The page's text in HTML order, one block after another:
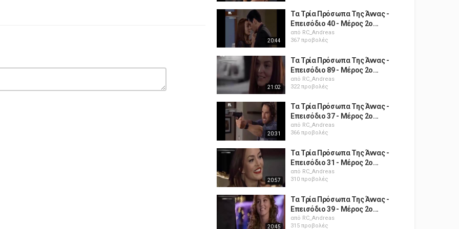
20:44
Τα Τρία Πρόσωπα Της Άννας -
Επεισόδιο 40 - Μέρος 2ο...
από RC_Andreas
367 προβολές
21:02
Τα Τρία Πρόσωπα Της Άννας -
Επεισόδιο 89 - Μέρος 2ο...
από RC_Andreas
322 προβολές
20:31
Τα Τρία Πρόσωπα Της Άννας -
Επεισόδιο 37 - Μέρος 2ο...
από RC_Andreas
366 προβολές
20:57
Τα Τρία Πρόσωπα Της Άννας -
Επεισόδιο 31 - Μέρος 2ο...
από RC_Andreas
310 προβολές
20:45
Τα Τρία Πρόσωπα Της Άννας -
Επεισόδιο 39 - Μέρος 2ο...
από RC_Andreas
315 προβολές